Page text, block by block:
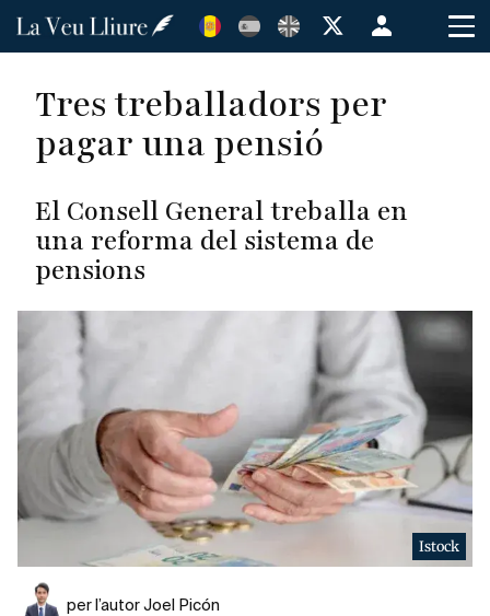
Vés
Menú
de
de
Tres treballadors per
pagar una pensió
El Consell General treballa en
una reforma del sistema de
pensions
Istock
per l’autor Joel Picón